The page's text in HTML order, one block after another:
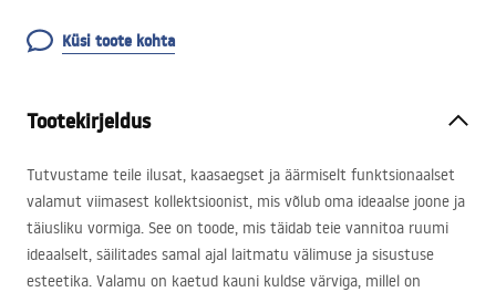
Küsi toote kohta
Tootekirjeldus
Tutvustame teile ilusat, kaasaegset ja äärmiselt funktsionaalset
valamut viimasest kollektsioonist, mis võlub oma ideaalse joone ja
täiusliku vormiga. See on toode, mis täidab teie vannitoa ruumi
ideaalselt, säilitades samal ajal laitmatu välimuse ja sisustuse
esteetika. Valamu on kaetud kauni kuldse värviga, millel on